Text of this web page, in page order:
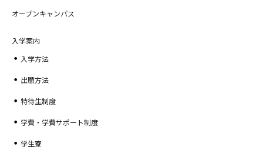
オープンキャンパス
入学案内
入学方法
出願方法
特待生制度
学費・学費サポート制度
学生寮